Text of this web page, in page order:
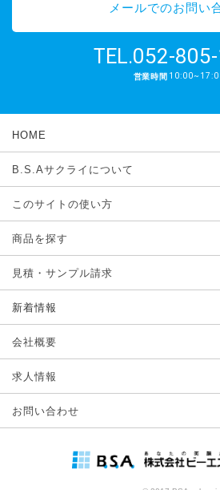
メールでのお問い
TEL.052-
営業時間
HOME
B.S.Aサクライについて
このサイトの使い方
商品を探す
見積・サンプル請求
新着情報
会社概要
求人情報
お問い合わせ